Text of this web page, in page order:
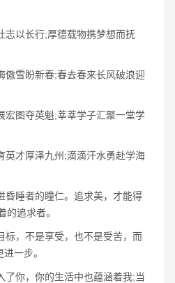
以长行;厚德载物携梦想而抚
雪盼新春;春去春来长风破浪迎
图夺英魁;莘莘学子汇聚一堂学
才厚泽九州;滴滴汗水勇赴学海
睡者的瞳仁。追求美，才能得
的追求者。
，不是享受，也不是受苦，而
一步。
你，你的生活中也蕴涵着我;当